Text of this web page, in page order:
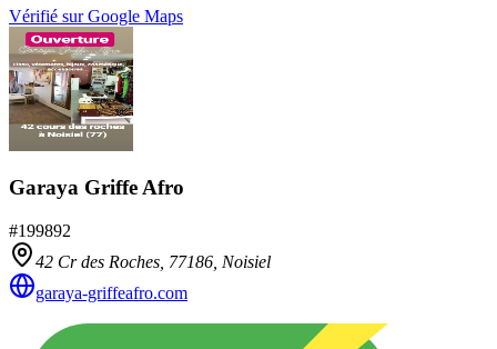
Vérifié sur Google Maps
Garaya Griffe Afro
#199892
42 Cr des Roches, 77186 Noisiel
garaya-griffeafro.com